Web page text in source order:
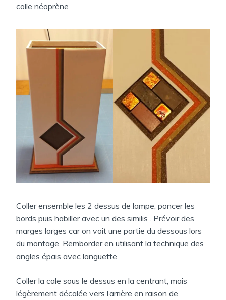
colle néoprène
Coller ensemble les 2 dessus de lampe, poncer les
bords puis habiller avec un des similis . Prévoir des
marges larges car on voit une partie du dessous lors
du montage. Remborder en utilisant la technique des
angles épais avec languette.
Coller la cale sous le dessus en la centrant, mais
légèrement décalée vers l’arrière en raison de